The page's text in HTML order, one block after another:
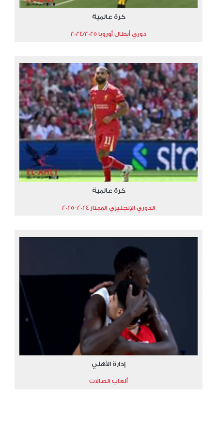
كرة عالمية
دوري أبطال أوروبا 2024/2025
كرة عالمية
الدوري الإنجليزي الممتاز 2024-2025
إدارة الأهلي
ألعاب الصالات